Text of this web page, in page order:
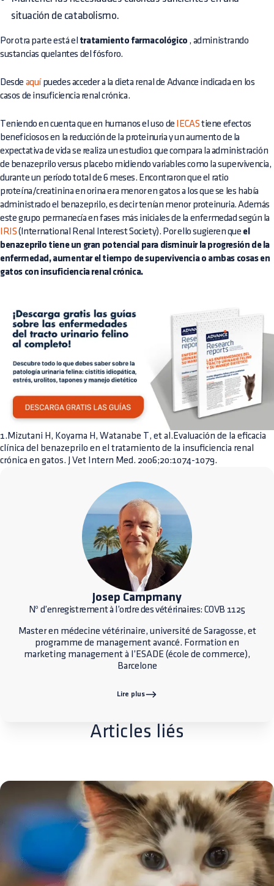
situación de catabolismo.
Por otra parte está el tratamiento farmacológico , administrando
sustancias quelantes del fósforo.
Desde aquí puedes acceder a la dieta renal de Advance indicada en los
casos de insuficiencia renal crónica.
Teniendo en cuenta que en humanos el uso de IECAS tiene efectos
beneficiosos en la reducción de la proteinuria y un aumento de la
expectativa de vida se realiza un estudio1 que compara la administración
de benazeprilo versus placebo midiendo variables como la supervivencia,
durante un período total de 6 meses. Encontraron que el ratio
proteína/creatinina en orina era menor en gatos a los que se les había
administrado el benazeprilo, es decir tenían menor proteinuria. Además
este grupo permanecía en fases más iniciales de la enfermedad según la
IRIS (International Renal Interest Society). Por ello sugieren que el
benazeprilo tiene un gran potencial para disminuir la progresión de la
enfermedad, aumentar el tiempo de supervivencia o ambas cosas en
gatos con insuficiencia renal crónica.
1.Mizutani H, Koyama H, Watanabe T, et al.Evaluación de la eficacia
clínica del benazeprilo en el tratamiento de la insuficiencia renal
crónica en gatos. J Vet Intern Med. 2006;20:1074-1079.
Josep Campmany
Nº d’enregistrement à l’ordre des vétérinaires: COVB 1125
Master en médecine vétérinaire, université de Saragosse, et
programme de management avancé. Formation en
marketing management à l’ESADE (école de commerce),
Barcelone
Lire plus
Articles liés